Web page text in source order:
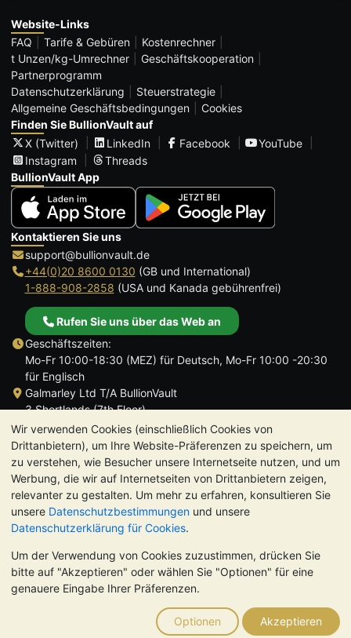
Wir verwenden Cookies (einschließlich Cookies von
Drittanbietern), um Ihre Website-Präferenzen zu speichern, um
zu verstehen, wie Besucher unsere Internetseite nutzen, und um
Werbung, die wir auf Internetseiten von Drittanbietern zeigen,
relevanter zu gestalten. Um mehr zu erfahren, konsultieren Sie
unsere Datenschutzbestimmungen und unsere
Datenschutzerklärung für Cookies.
Um der Verwendung von Cookies zuzustimmen, drücken Sie
bitte auf "Akzeptieren" oder wählen Sie "Optionen" für eine
genauere Eingabe Ihrer Präferenzen.
Optionen Akzeptieren
Website-Links
FAQ
Tarife & Gebüren
Kostenrechner
t Unzen/kg-Umrechner
Geschäftskooperation
Partnerprogramm
Datenschutzerklärung
Steuerstrategie
Allgemeine Geschäftsbedingungen
Cookies
Finden Sie BullionVault auf
X (Twitter)
LinkedIn Facebook
YouTube
Instagram
Threads
BullionVault App
Kontaktieren Sie uns
support@bullionvault.de
+44(0)20 8600 0130 (GB und International)
1-888-908-2858 (USA und Kanada gebührenfrei)
Rufen Sie uns über das Web an
Geschäftszeiten:
Mo-Fr 10:00-18:30 (MEZ) für Deutsch, Mo-Fr 10:00 -20:30
für Englisch
Galmarley Ltd T/A BullionVault
3 Shortlands (7th Floor)
Hammersmith
London
W6 8DA
Großbritannien
TrustScore 4.8 | 724 Bewertungen
BITTE BEACHTEN SIE: Der Wert von Edelmetallen kann sowohl
steigen als auch fallen. Historische Trends sind keine Garantie
für zukünftige Preisentwicklungen. Nichts auf den Webseiten
von BullionVault oder in der Kommunikation stellt eine